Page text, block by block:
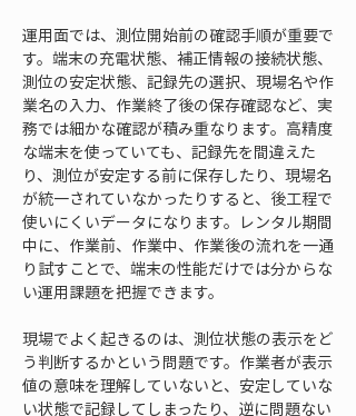
運用面では、測位開始前の確認手順が重要で
す。端末の充電状態、補正情報の接続状態、
測位の安定状態、記録先の選択、現場名や作
業名の入力、作業終了後の保存確認など、実
務では細かな確認が積み重なります。高精度
な端末を使っていても、記録先を間違えた
り、測位が安定する前に保存したり、現場名
が統一されていなかったりすると、後工程で
使いにくいデータになります。レンタル期間
中に、作業前、作業中、作業後の流れを一通
り試すことで、端末の性能だけでは分からな
い運用課題を把握できます。
現場でよく起きるのは、測位状態の表示をど
う判断するかという問題です。作業者が表示
値の意味を理解していないと、安定していな
い状態で記録してしまったり、逆に問題ない